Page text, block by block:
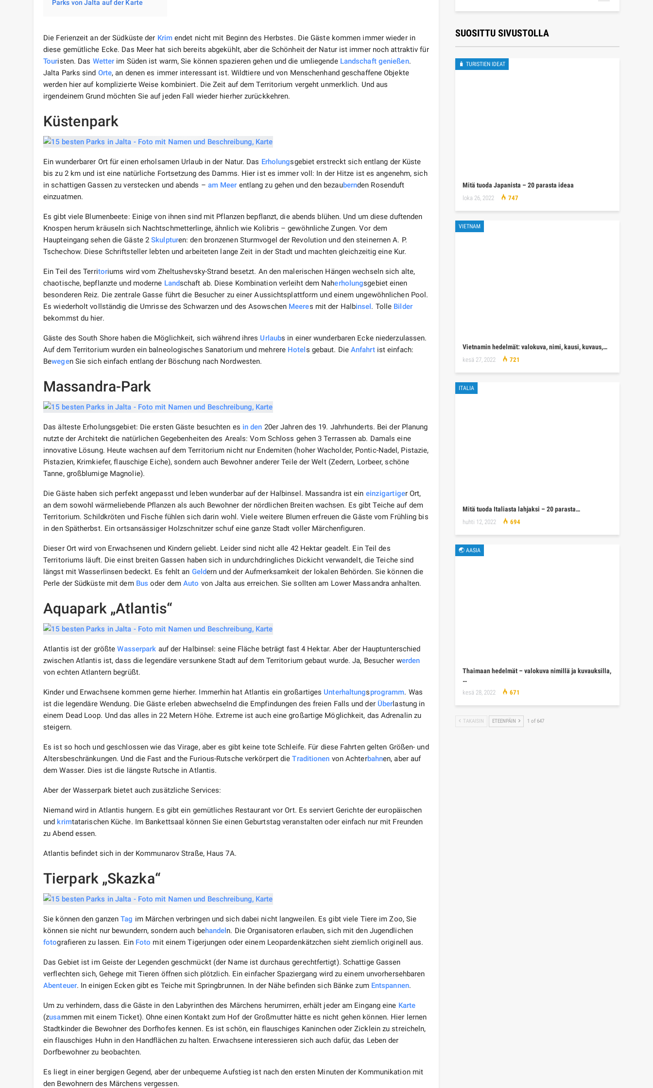
Parks von Jalta auf der Karte
Die Ferienzeit an der Südküste der Krimendet nicht mit Beginn des Herbstes. Die Gäste kommen immer wieder in
diese gemütliche Ecke. Das Meer hat sich bereits abgekühlt, aber die Schönheit der Natur ist immer noch attraktiv für
Touristen. Das Wetter im Süden ist warm, Sie können spazieren gehen und die umliegende Landschaft genießen.
Jalta Parks sind Orte, an denen es immer interessant ist. Wildtiere und von Menschenhand geschaffene Objekte
werden hier auf komplizierte Weise kombiniert. Die Zeit auf dem Territorium vergeht unmerklich. Und aus
irgendeinem Grund möchten Sie auf jeden Fall wieder hierher zurückkehren.
Küstenpark
Ein wunderbarer Ort für einen erholsamen Urlaub in der Natur. Das Erholungsgebiet erstreckt sich entlang der Küste
bis zu 2 km und ist eine natürliche Fortsetzung des Damms. Hier ist es immer voll: In der Hitze ist es angenehm, sich
in schattigen Gassen zu verstecken und abends – am Meer entlang zu gehen und den bezaubernden Rosenduft
einzuatmen.
Es gibt viele Blumenbeete: Einige von ihnen sind mit Pflanzen bepflanzt, die abends blühen. Und um diese duftenden
Knospen herum kräuseln sich Nachtschmetterlinge, ähnlich wie Kolibris – gewöhnliche Zungen. Vor dem
Haupteingang sehen die Gäste 2Skulpturen: den bronzenen Sturmvogel der Revolution und den steinernen A. P.
Tschechow. Diese Schriftsteller lebten und arbeiteten lange Zeit in der Stadt und machten gleichzeitig eine Kur.
Ein Teil des Territoriums wird vom Zheltushevsky-Strand besetzt. An den malerischen Hängen wechseln sich alte,
chaotische, bepflanzte und moderne Landschaft ab. Diese Kombination verleiht dem Naherholungsgebiet einen
besonderen Reiz. Die zentrale Gasse führt die Besucher zu einer Aussichtsplattform und einem ungewöhnlichen Pool.
Es wiederholt vollständig die Umrisse des Schwarzen und des Asowschen Meeres mit der Halbinsel. Tolle Bilder
bekommst du hier.
Gäste des South Shore haben die Möglichkeit, sich während ihres Urlaubs in einer wunderbaren Ecke niederzulassen.
Auf dem Territorium wurden ein balneologisches Sanatorium und mehrere Hotels gebaut. Die Anfahrtist einfach:
Bewegen Sie sich einfach entlang der Böschung nach Nordwesten.
Massandra-Park
Das älteste Erholungsgebiet: Die ersten Gäste besuchten es in den 20er Jahren des 19. Jahrhunderts. Bei der Planung
nutzte der Architekt die natürlichen Gegebenheiten des Areals: Vom Schloss gehen 3 Terrassen ab. Damals eine
innovative Lösung. Heute wachsen auf dem Territorium nicht nur Endemiten (hoher Wacholder, Pontic-Nadel, Pistazie,
Pistazien, Krimkiefer, flauschige Eiche), sondern auch Bewohner anderer Teile der Welt (Zedern, Lorbeer, schöne
Tanne, großblumige Magnolie).
Die Gäste haben sich perfekt angepasst und leben wunderbar auf der Halbinsel. Massandra ist ein einzigartiger Ort,
an dem sowohl wärmeliebende Pflanzen als auch Bewohner der nördlichen Breiten wachsen. Es gibt Teiche auf dem
Territorium. Schildkröten und Fische fühlen sich darin wohl. Viele weitere Blumen erfreuen die Gäste vom Frühling bis
in den Spätherbst. Ein ortsansässiger Holzschnitzer schuf eine ganze Stadt voller Märchenfiguren.
Dieser Ort wird von Erwachsenen und Kindern geliebt. Leider sind nicht alle 42 Hektar geadelt. Ein Teil des
Territoriums läuft. Die einst breiten Gassen haben sich in undurchdringliches Dickicht verwandelt, die Teiche sind
längst mit Wasserlinsen bedeckt. Es fehlt an Geldern und der Aufmerksamkeit der lokalen Behörden. Sie können die
Perle der Südküste mit dem Bus oder demAuto von Jalta aus erreichen. Sie sollten am Lower Massandra anhalten.
Aquapark „Atlantis“
Atlantis ist der größteWasserpark auf der Halbinsel: seine Fläche beträgt fast 4 Hektar. Aber der Hauptunterschied
zwischen Atlantis ist, dass die legendäre versunkene Stadt auf dem Territorium gebaut wurde. Ja, Besucher werden
von echten Atlantern begrüßt.
Kinder und Erwachsene kommen gerne hierher. Immerhin hat Atlantis ein großartiges Unterhaltungsprogramm. Was
ist die legendäre Wendung. Die Gäste erleben abwechselnd die Empfindungen des freien Falls und der Über lastung in
einem Dead Loop. Und das alles in 22 Metern Höhe. Extreme ist auch eine großartige Möglichkeit, das Adrenalin zu
steigern.
Es ist so hoch und geschlossen wie das Virage, aber es gibt keine tote Schleife. Für diese Fahrten gelten Größen- und
Altersbeschränkungen. Und die Fast and the Furious-Rutsche verkörpert dieTraditionen von Achterbahnen, aber auf
dem Wasser. Dies ist die längste Rutsche in Atlantis.
Aber der Wasserpark bietet auch zusätzliche Services:
Niemand wird in Atlantis hungern. Es gibt ein gemütliches Restaurant vor Ort. Es serviert Gerichte der europäischen
und krimtatarischen Küche. Im Bankettsaal können Sie einen Geburtstag veranstalten oder einfach nur mit Freunden
zu Abend essen.
Atlantis befindet sich in der Kommunarov Straße, Haus 7A.
Tierpark „Skazka“
Sie können den ganzenTag im Märchen verbringen und sich dabei nicht langweilen. Es gibt viele Tiere im Zoo, Sie
können sie nicht nur bewundern, sondern auch behandel n. Die Organisatoren erlauben, sich mit den Jugendlichen
fotografieren zu lassen. Ein Foto mit einem Tigerjungen oder einem Leopardenkätzchen sieht ziemlich originell aus.
Das Gebiet ist im Geiste der Legenden geschmückt (der Name ist durchaus gerechtfertigt). Schattige Gassen
verflechten sich, Gehege mit Tieren öffnen sich plötzlich. Ein einfacher Spaziergang wird zu einem unvorhersehbaren
Abenteuer. In einigen Ecken gibt es Teiche mit Springbrunnen. In der Nähe befinden sich Bänke zum Entspannen.
Um zu verhindern, dass die Gäste in den Labyrinthen des Märchens herumirren, erhält jeder am Eingang eine Karte
(zusammen mit einem Ticket). Ohne einen Kontakt zum Hof ​​der Großmutter hätte es nicht gehen können. Hier lernen
Stadtkinder die Bewohner des Dorfhofes kennen. Es ist schön, ein flauschiges Kaninchen oder Zicklein zu streicheln,
ein flauschiges Huhn in den Handflächen zu halten. Erwachsene interessieren sich auch dafür, das Leben der
Dorfbewohner zu beobachten.
Es liegt in einer bergigen Gegend, aber der unbequeme Aufstieg ist nach den ersten Minuten der Kommunikation mit
den Bewohnern des Märchens vergessen.
SUOSITTU SIVUSTOLLA
🧳 TURISTIEN IDEAT
Mitä tuoda Japanista – 20 parasta ideaa
loka 26, 2022 747
VIETNAM
Vietnamin hedelmät: valokuva, nimi, kausi, kuvaus,…
kesä 27, 2022 721
ITALIA
Mitä tuoda Italiasta lahjaksi – 20 parasta…
huhti 12, 2022 694
🌏 AASIA
Thaimaan hedelmät – valokuva nimillä ja kuvauksilla,
…
kesä 28, 2022 671
TAKAISIN ETEENPÄIN 1 of 647